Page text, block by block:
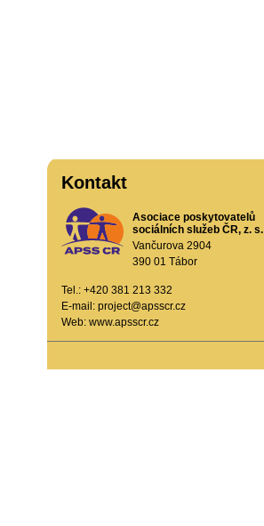
Kontakt
Asociace poskytovatelů
sociálních služeb ČR, z. s.
Vančurova 2904
390 01 Tábor
Tel.: +420 381 213 332
E-mail: project@apsscr.cz
Web: www.apsscr.cz